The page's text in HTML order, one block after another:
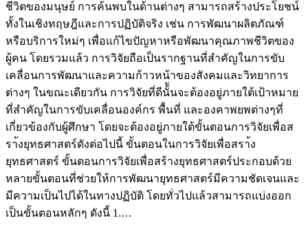
ชีวิตของมนุษย์ การค้นพบในด้านต่างๆ สามารถสร้างประโยชน์
ทั้งในเชิงทฤษฎีและการปฏิบัติจริง เช่น การพัฒนาผลิตภัณฑ์
หรือบริการใหม่ๆ เพื่อแก้ไขปัญหาหรือพัฒนาคุณภาพชีวิตของ
ผู้คน โดยรวมแล้ว การวิจัยถือเป็นรากฐานที่สำคัญในการขับ
เคลื่อนการพัฒนาและความก้าวหน้าของสังคมและวิทยาการ
ต่างๆ ในขณะเดียวกัน การวิจัยที่ดีนั้ันจะต้องอยู่ภายใต้เป้าหมาย
ที่สำคัญในการขับเคลื่อนองค์กร พื้นที่ และองคาพยพต่างๆที่
เกี่ยวข้องกับผู้ศึกษา โดยจะต้องอยู่ภายใต้ขั้นตอนการวิจัยเพื่อส
รา้งยุทธศาสตร์ดังต่อไปนี้ ขั้นตอนในการวิจัยเพื่อสรา้ง
ยุทธศาสตร์ ขั้นตอนการวิจัยเพื่อสร้างยุทธศาสตร์ประกอบด้วย
หลายขั้นตอนที่ช่วยให้การพัฒนายุทธศาสตร์มีความชัดเจนและ
มีความเป็นไปได้ในทางปฏิบัติ โดยทั่วไปแล้วสามารถแบ่งออก
เป็นขั้นตอนหลักๆ ดังนี้ 1.…